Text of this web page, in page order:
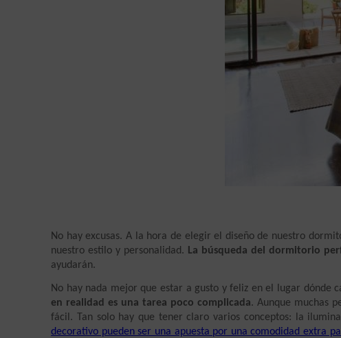
No hay excusas. A la hora de elegir el diseño de nuestro
nuestro estilo y personalidad. La búsqueda del dormitorio
ayudarán.
No hay nada mejor que estar a gusto y feliz en el lugar dónde
en realidad es una tarea poco complicada. Aunque muchas
fácil. Tan solo hay que tener claro varios conceptos: la
decorativo pueden ser una apuesta por una comodidad extra